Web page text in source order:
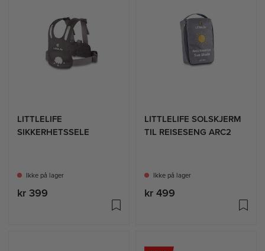
LITTLELIFE
SIKKERHETSSELE
Ikke på lager
kr 399
LITTLELIFE SOLSKJERM
TIL REISESENG ARC2
Ikke på lager
kr 499